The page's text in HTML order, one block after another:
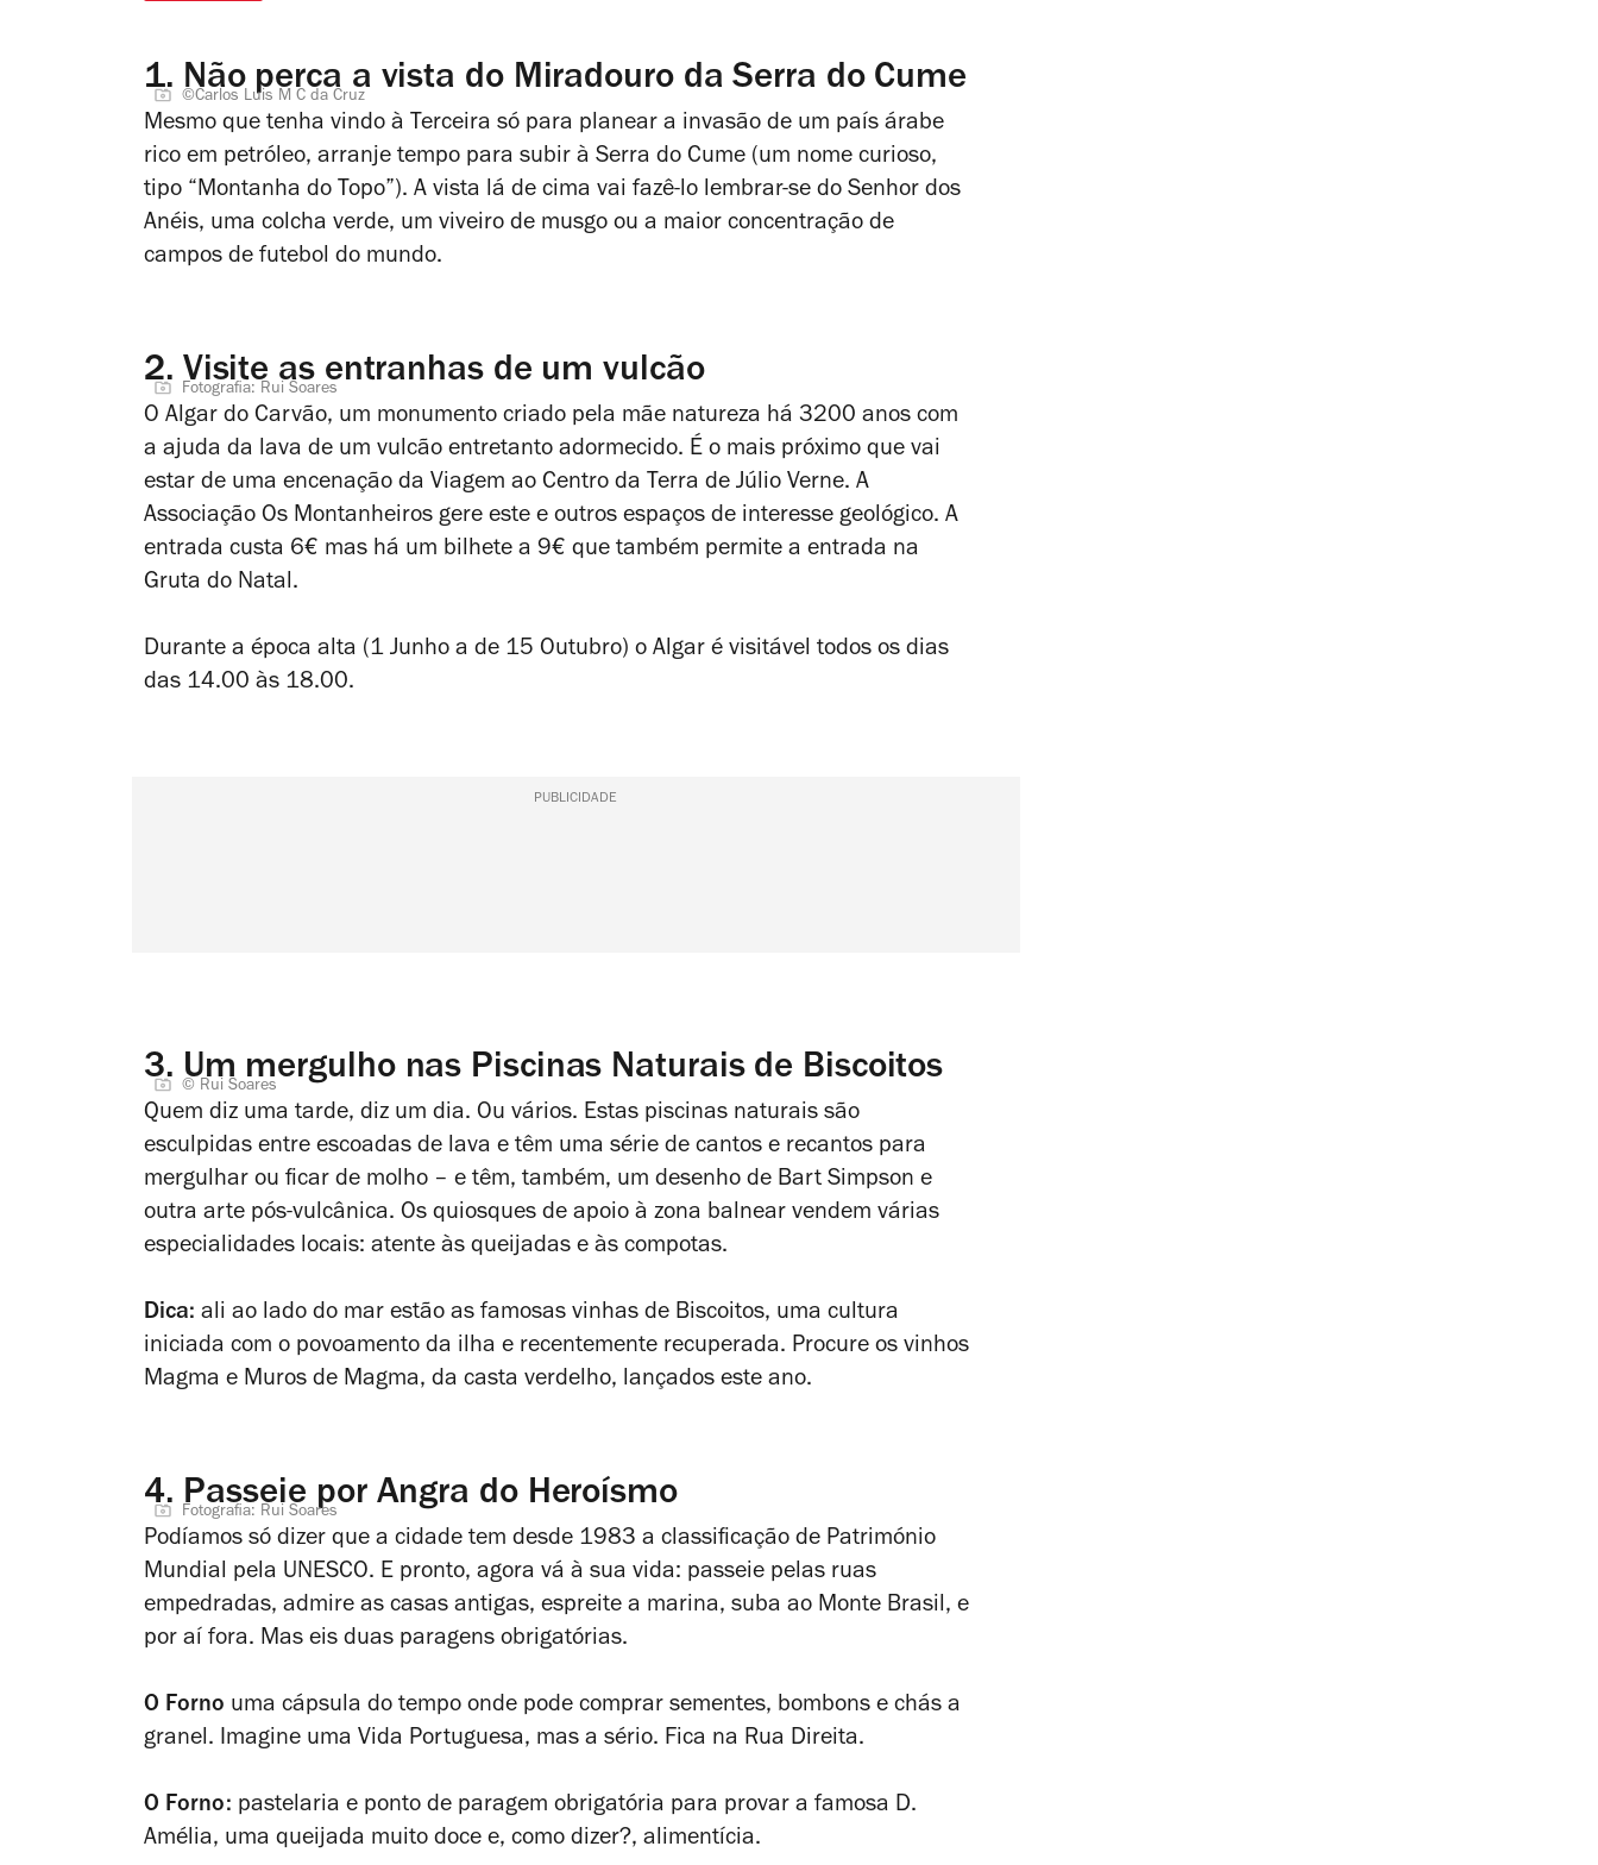
1. Não perca a vista do Miradouro da Serra do Cume
©Carlos Luis M C da Cruz
Mesmo que tenha vindo à Terceira só para planear a invasão de um país árabe
rico em petróleo, arranje tempo para subir à Serra do Cume (um nome curioso,
tipo “Montanha do Topo”). A vista lá de cima vai fazê-lo lembrar-se do Senhor dos
Anéis, uma colcha verde, um viveiro de musgo ou a maior concentração de
campos de futebol do mundo.
2. Visite as entranhas de um vulcão
Fotografia: Rui Soares
O Algar do Carvão, um monumento criado pela mãe natureza há 3200 anos com
a ajuda da lava de um vulcão entretanto adormecido. É o mais próximo que vai
estar de uma encenação da Viagem ao Centro da Terra de Júlio Verne. A
Associação Os Montanheiros gere este e outros espaços de interesse geológico. A
entrada custa 6€ mas há um bilhete a 9€ que também permite a entrada na
Gruta do Natal.
Durante a época alta (1 Junho a de 15 Outubro) o Algar é visitável todos os dias
das 14.00 às 18.00.
PUBLICIDADE
3. Um mergulho nas Piscinas Naturais de Biscoitos
© Rui Soares
Quem diz uma tarde, diz um dia. Ou vários. Estas piscinas naturais são
esculpidas entre escoadas de lava e têm uma série de cantos e recantos para
mergulhar ou ficar de molho – e têm, também, um desenho de Bart Simpson e
outra arte pós-vulcânica. Os quiosques de apoio à zona balnear vendem várias
especialidades locais: atente às queijadas e às compotas.
Dica: ali ao lado do mar estão as famosas vinhas de Biscoitos, uma cultura
iniciada com o povoamento da ilha e recentemente recuperada. Procure os vinhos
Magma e Muros de Magma, da casta verdelho, lançados este ano.
4. Passeie por Angra do Heroísmo
Fotografia: Rui Soares
Podíamos só dizer que a cidade tem desde 1983 a classificação de Património
Mundial pela UNESCO. E pronto, agora vá à sua vida: passeie pelas ruas
empedradas, admire as casas antigas, espreite a marina, suba ao Monte Brasil, e
por aí fora. Mas eis duas paragens obrigatórias.
O Forno uma cápsula do tempo onde pode comprar sementes, bombons e chás a
granel. Imagine uma Vida Portuguesa, mas a sério. Fica na Rua Direita.
O Forno: pastelaria e ponto de paragem obrigatória para provar a famosa D.
Amélia, uma queijada muito doce e, como dizer?, alimentícia.